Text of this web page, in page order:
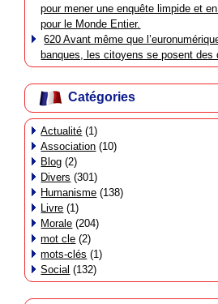
pour mener une enquête limpide et
pour le Monde Entier.
620 Avant même que
banques, les citoyens se posent des
Catégories
Actualité (1)
Association (10)
Blog (2)
Divers (301)
Humanisme (138)
Livre (1)
Morale (204)
mot cle (2)
mots-clés (1)
Social (132)